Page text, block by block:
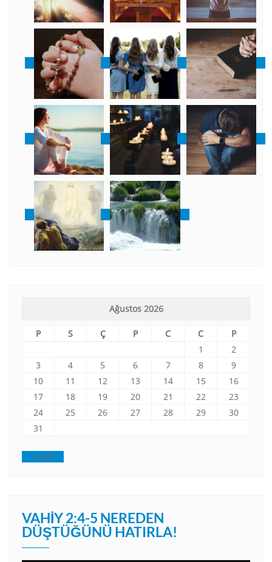
Ağustos 2026
P S Ç P C C
P
1
2
3
4 5 6 7 8
9
10
11 12 13 14 15
16
17
18 19 20 21 22
23
24
25 26 27 28 29
30
31
« Tem
VAHIY 2:4-5 NEREDEN
DÜŞTÜĞÜNÜ HATIRLA!